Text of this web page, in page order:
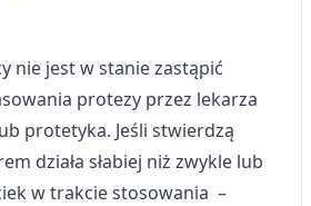
nie jest w stanie zastąpić
protezy przez lekarza
protetyka. Jeśli stwierdzą
działa słabiej niż zwykle lub
w trakcie stosowania –
reklam
do wyboru
reklam
personalizacji treści